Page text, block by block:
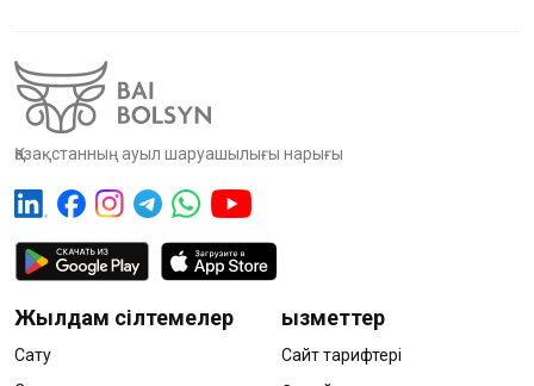
Қазақстанның ауыл шаруашылығы нарығы
Жылдам сілтемелер
Сату
Қызметтер
Сайт тарифтері